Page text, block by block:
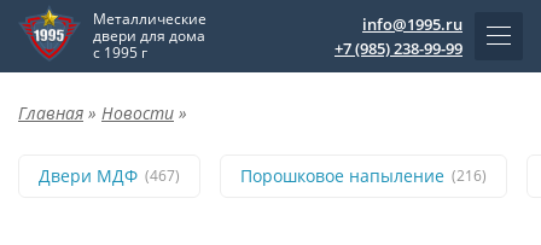
Металлические
двери для дома
с 1995 г
info@1995.ru
+7 (985) 238-99-99
Главная » Новости »
Двери МДФ (467) Порошковое напыление (216)